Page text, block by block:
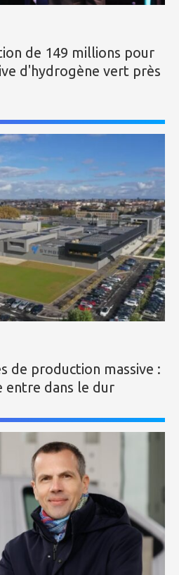
de 149 millions pour
d'hydrogène vert près
de production massive :
entre dans le dur